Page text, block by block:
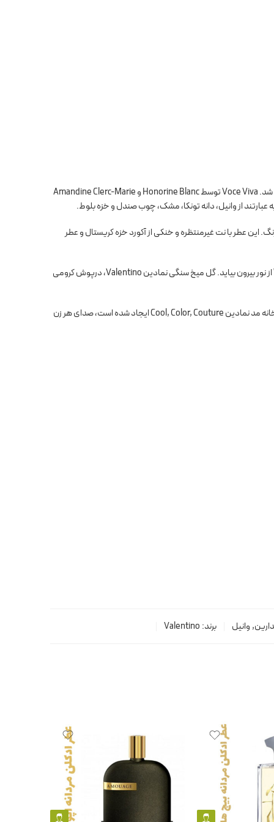
در سال 2020 راه اندازی شد. Voce Viva توسط Honorine Blanc و Amandine Clerc-Marie
از وانیل، دانه تونکا، مشک، چوب صندل و خزه بلوط.
این عطر با نت غیرمنتظره و خنکی از آکورد خزه کریستال و عطر
درباره بطری : یک بطری شیشه‌ای براق، مربعی و بریدگی در طرفین، نور عبوری از عطر زنانه را نشان می‌دهد و اجازه می‌دهد یک V از نور بیرون بیاید. گل میخ سنگی نمادین Valentino، درپوش کرومی
درباره عطر: این عطر زنانه، صمیمی و شخصی است، و موازی بین صدای شما و رایحه عطر شما ترسیم می کند. این عطر که توسط خانه مد نمادین Cool, Color, Couture ایجاد شده است، صدای هر زن
, وانیل برند: Valentino